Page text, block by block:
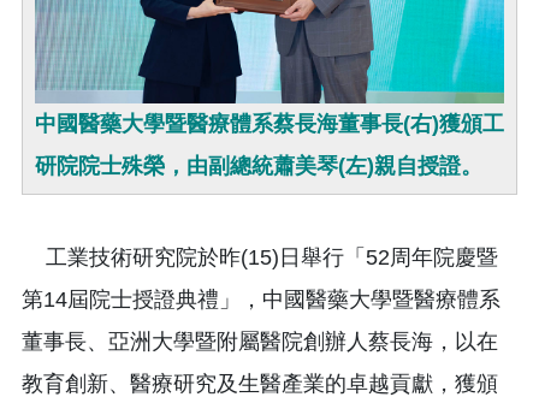
中國醫藥大學暨醫療體系蔡長海董事長(右)獲頒工
研院院士殊榮，由副總統蕭美琴(左)親自授證。
工業技術研究院於昨(15)日舉行「52周年院慶暨
第14屆院士授證典禮」，中國醫藥大學暨醫療體系
董事長、亞洲大學暨附屬醫院創辦人蔡長海，以在
教育創新、醫療研究及生醫產業的卓越貢獻，獲頒